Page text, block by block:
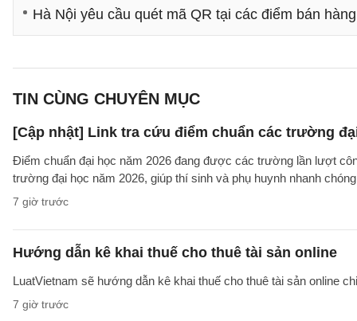
Hà Nội yêu cầu quét mã QR tại các điểm bán hàng
TIN CÙNG CHUYÊN MỤC
[Cập nhật] Link tra cứu điểm chuẩn các trường
Điểm chuẩn đại học năm 2026 đang được các trường lần lượt
trường đại học năm 2026, giúp thí sinh và phụ huynh nhanh
7 giờ trước
Hướng dẫn kê khai thuế cho thuê tài sản online
LuatVietnam sẽ hướng dẫn kê khai thuế cho thuê tài sản online
7 giờ trước